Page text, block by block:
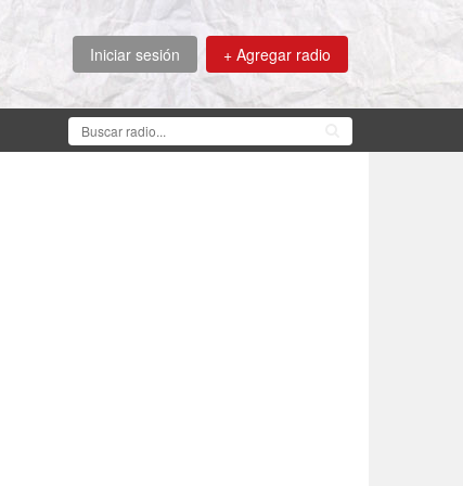
Iniciar sesión + Agregar radio